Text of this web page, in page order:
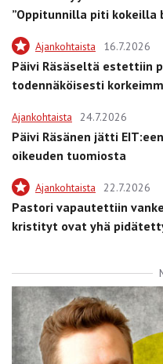
”Oppitunnilla piti
Ajankohtaista 16.7.2026
Päivi Räsäseltä estettiin
todennäköisesti
Ajankohtaista 24.7.2026
Päivi Räsänen jätti
oikeuden tuomiosta
Ajankohtaista 22.7.2026
Pastori vapautettiin
kristityt ovat yhä